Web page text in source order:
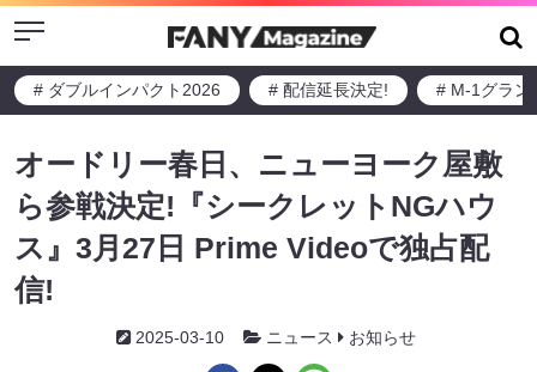
Menu
# ダブルインパクト2026 # 配信延長決定! # M-1グラン
オードリー春日、ニューヨーク屋敷
ら参戦決定!『シークレットNGハウ
ス』3月27日 Prime Videoで独占配
信!
2025-03-10 ニュース お知らせ